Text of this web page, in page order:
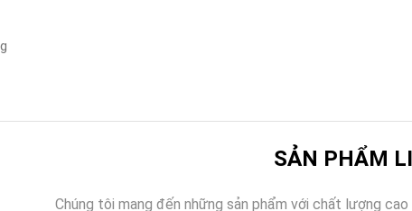
SẢN PHẨM
Chúng tôi mang đến những sản phẩm với chất lượng